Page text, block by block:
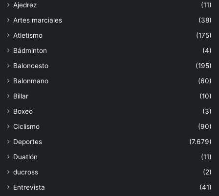
Ajedrez
(11)
Artes marciales
(38)
Atletismo
(175)
Bádminton
(4)
Baloncesto
(195)
Balonmano
(60)
Billar
(10)
Boxeo
(3)
Ciclismo
(90)
Deportes
(7.679)
Duatlón
(11)
ducross
(2)
Entrevista
(41)